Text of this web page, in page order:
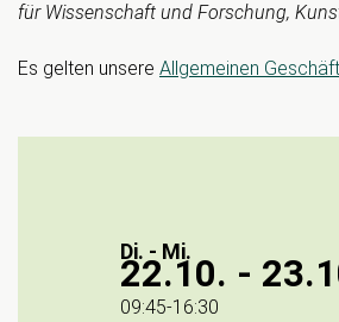
für Wissenschaft und Forschung,
Es gelten unsere Allgemeinen
Di. - Mi.
22.10. -
09:45-16:30